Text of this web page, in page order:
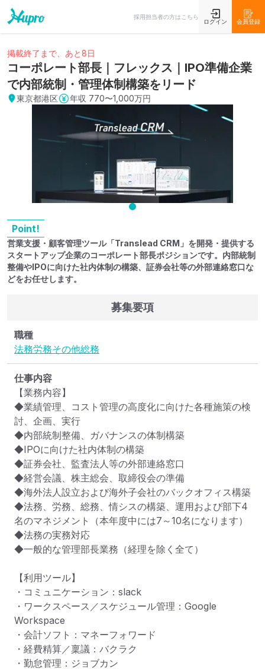
採用担当者の方はこちら
ログイン 会員登録
掲載終了まで、あと8日
コーポレート部長｜フレックス｜IPO準備企業
で内部統制・管理体制構築をリード
東京都港区 年収 770〜1,000万円
Point!
営業支援・顧客管理ツール「Translead CRM」を開発・提供する
スタートアップ企業のコーポレート部長ポジションです。内部統制
整備やIPOに向けた社内体制の構築、証券会社等の外部連絡窓口な
どをお任せします。
募集要項
職種
法務労務その他総務
仕事内容
【業務内容】
◆業績管理、コスト管理の高度化に向けた各種施策の検
討、企画、実行
◆内部統制整備、ガバナンスの体制構築
◆IPOに向けた社内体制の構築
◆証券会社、監査法人等の外部連絡窓口
◆経営会議、株主総会、取締役会の準備
◆海外法人設立および海外子会社のバックオフィス構築
◆法務、労務、総務、情シスの構築、運用および部下4
名のマネジメント（本年度中には7～10名になります）
◆法務の実務対応
◆一般的な管理部長業務（経理を除く全て）
【利用ツール】
・コミュニケーション：slack
・ワークスペース／スケジュール管理：Google
Workspace
・会計ソフト：マネーフォワード
・経費精算／稟議：バクラク
・勤怠管理：ジョブカン